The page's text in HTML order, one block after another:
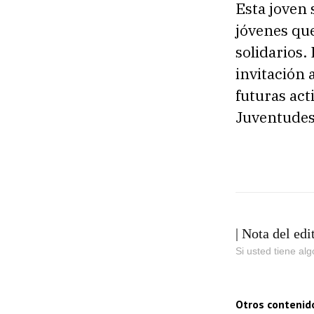
Esta joven
jóvenes
solidarios.
invitación
futuras
| Nota del
Si usted tiene
Otros